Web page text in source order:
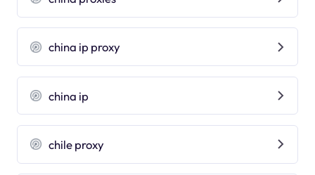
china ip proxy
china ip
chile proxy